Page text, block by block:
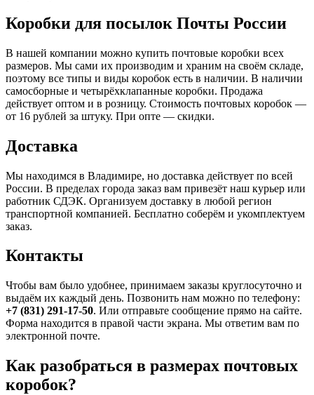
Коробки для посылок Почты России
В нашей компании можно купить почтовые коробки всех
размеров. Мы сами их производим и храним на своём складе,
поэтому все типы и виды коробок есть в наличии. В наличии
самосборные и четырёхклапанные коробки. Продажа
действует оптом и в розницу. Стоимость почтовых коробок —
от 16 рублей за штуку. При опте — скидки.
Доставка
Мы находимся в Владимире, но доставка действует по всей
России. В пределах города заказ вам привезёт наш курьер или
работник СДЭК. Организуем доставку в любой регион
транспортной компанией. Бесплатно соберём и укомплектуем
заказ.
Контакты
Чтобы вам было удобнее, принимаем заказы круглосуточно и
выдаём их каждый день. Позвонить нам можно по телефону:
+7 (831) 291-17-50. Или отправьте сообщение прямо на сайте.
Форма находится в правой части экрана. Мы ответим вам по
электронной почте.
Как разобраться в размерах почтовых
коробок?